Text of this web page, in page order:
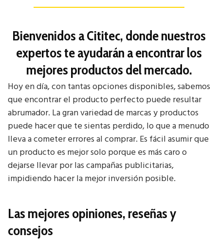
Bienvenidos a Cititec, donde nuestros
expertos te ayudarán a encontrar los
mejores productos del mercado.
Hoy en día, con tantas opciones disponibles, sabemos
que encontrar el producto perfecto puede resultar
abrumador. La gran variedad de marcas y productos
puede hacer que te sientas perdido, lo que a menudo
lleva a cometer errores al comprar. Es fácil asumir que
un producto es mejor solo porque es más caro o
dejarse llevar por las campañas publicitarias,
impidiendo hacer la mejor inversión posible.
Las mejores opiniones, reseñas y
consejos